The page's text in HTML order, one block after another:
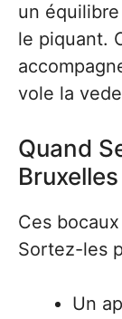
un
le piquant.
vole la
Quand
Ces
Sortez-les
Un